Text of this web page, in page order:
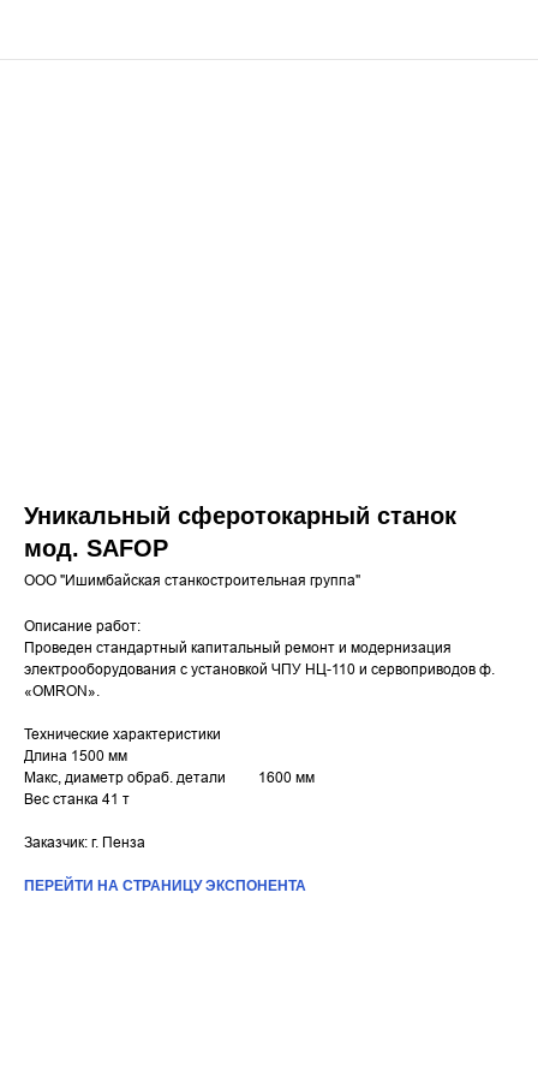
Уникальный сферотокарный станок
мод. SAFOP
ООО "Ишимбайская станкостроительная группа"
Описание работ:
Проведен стандартный капитальный ремонт и модернизация
электрооборудования с установкой ЧПУ НЦ-110 и сервоприводов ф.
«OMRON».
Технические характеристики
Длина 1500 мм
Макс, диаметр обраб. детали 1600 мм
Вес станка 41 т
Заказчик: г. Пенза
ПЕРЕЙТИ НА СТРАНИЦУ ЭКСПОНЕНТА